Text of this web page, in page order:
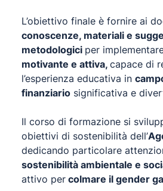
L’obiettivo finale è fornire ai
conoscenze, materiali e
metodologici per
motivante e attiva, capace di
l’esperienza educativa in
finanziario significativa e
Il corso di formazione si
obiettivi di sostenibilità dell’
dedicando particolare
sostenibilità ambientale e
attivo per colmare il gender